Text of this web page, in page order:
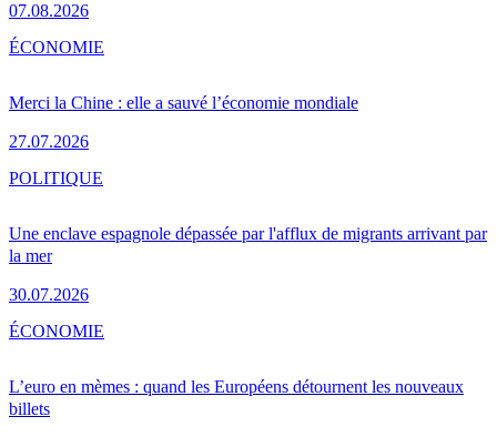
07.08.2026
Merci la Chine : elle a sauvé l’économie mondiale
27.07.2026
ÉCONOMIE
Une enclave espagnole dépassée par l'afflux de migrants arrivant par
la mer
30.07.2026
POLITIQUE
L’euro en mèmes : quand les Européens détournent les nouveaux
billets
ÉCONOMIE